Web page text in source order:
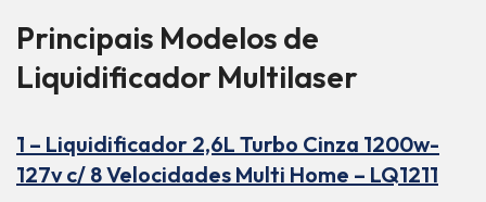
Principais Modelos de
Liquidificador Multilaser
1 – Liquidificador 2,6L Turbo Cinza 1200w-
127v c/ 8 Velocidades Multi Home – LQ1211